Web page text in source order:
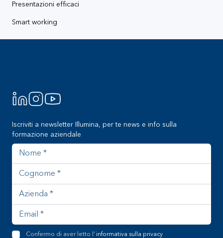
Presentazioni efficaci
Smart working
Iscriviti a newsletter Illumina, per te news e info sulla
formazione aziendale
Nome
Cognome
Azienda
Indirizzo email
Confermo di aver letto l' informativa sulla privacy